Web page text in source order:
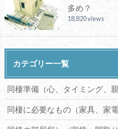
多め？
18,820 views
カテゴリー一覧
同棲準備（心、タイミング、親
同棲に必要なもの（家具、家電